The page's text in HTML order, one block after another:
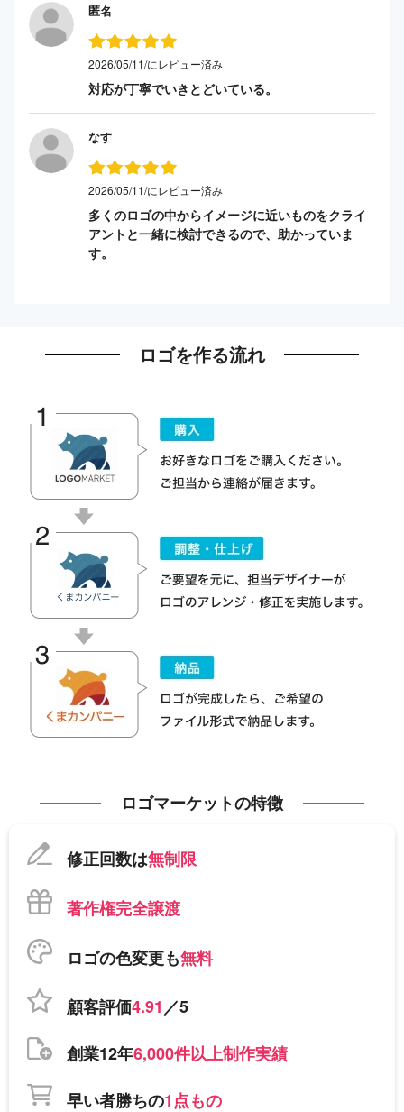
匿名
2026/05/11/にレビュー済み
対応が丁寧でいきとどいている。
なす
2026/05/11/にレビュー済み
多くのロゴの中からイメージに近いものをクライ
アントと一緒に検討できるので、助かっていま
す。
ロゴを作る流れ
ロゴマーケットの特徴
修正回数は無制限
著作権完全譲渡
ロゴの色変更も無料
顧客評価4.91／5
創業12年6,000件以上制作実績
早い者勝ちの1点もの